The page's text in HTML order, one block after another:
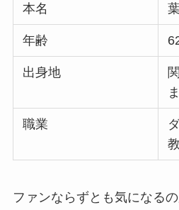
本名
年齢
出身地
職業
ファンならずとも気になるの